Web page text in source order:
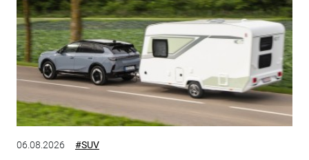
06.08.2026 #SUV